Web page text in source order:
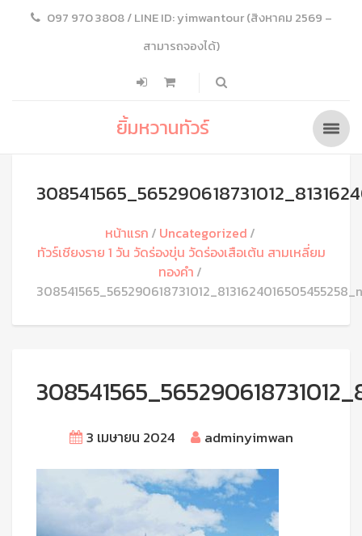
097 970 3808 / LINE ID: yimwantour (สิงหาคม 2569 –
สามารถจองได้)
ยิ้มหวานทัวร์
หน้าแรก
Uncategorized
ทัวร์เชียงราย 1 วัน วัดร่องขุ่น วัดร่องเสือเต้น สามเหลี่ยม
ทองคำ
308541565_565290618731012_8131624016505455258_n
3 เมษายน 2024 adminyimwan